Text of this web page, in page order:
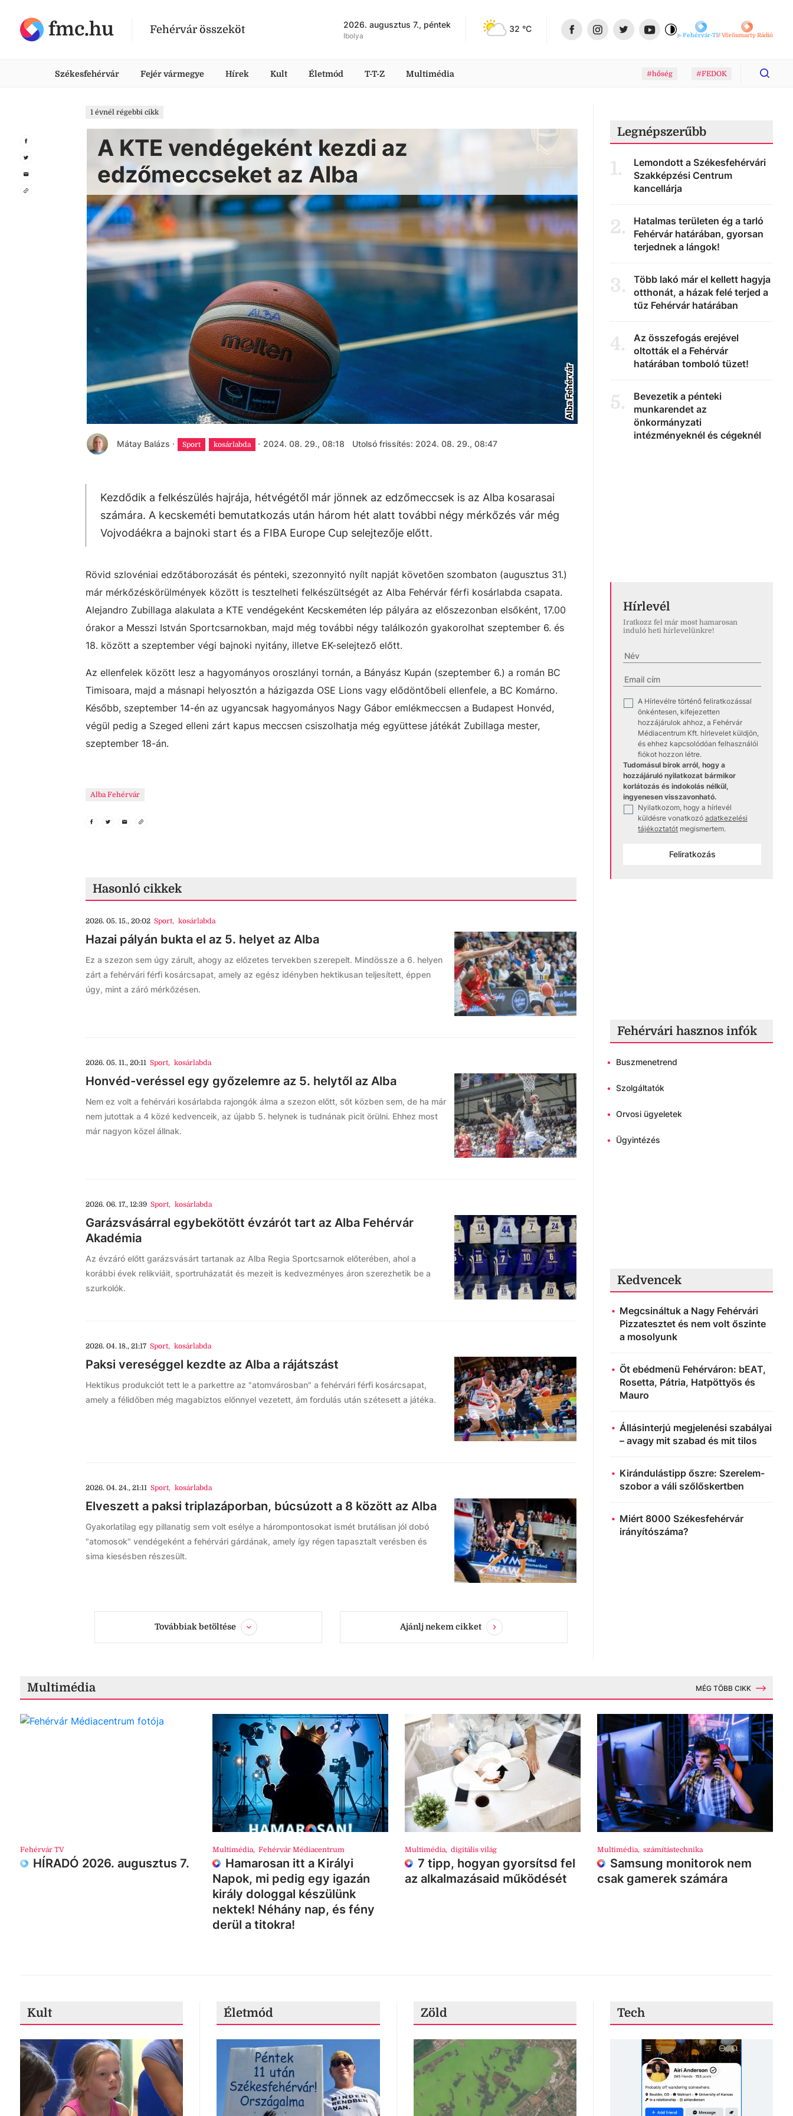
fmc.hu Fehérvár összeköt 2026. augusztus 7., péntek
Ibolya
32 °C
Fehérvár-TVVörösmarty Rádió
Székesfehérvár Fejér vármegye Hírek Kult Életmód T-T-Z Multimédia #hőség #FEDOK
1 évnél régebbi cikk
Alba Fehérvár
A KTE vendégeként kezdi az
edzőmeccseket az Alba
Mátay Balázs · Sport kosárlabda · 2024. 08. 29., 08:18 Utolsó frissítés: 2024. 08. 29., 08:47
Kezdődik a felkészülés hajrája, hétvégétől már jönnek az edzőmeccsek is az Alba kosarasai
számára. A kecskeméti bemutatkozás után három hét alatt további négy mérkőzés vár még
Vojvodáékra a bajnoki start és a FIBA Europe Cup selejtezője előtt.
Rövid szlovéniai edzőtáborozását és pénteki, szezonnyitó nyílt napját követően szombaton (augusztus 31.)
már mérkőzéskörülmények között is tesztelheti felkészültségét az Alba Fehérvár férfi kosárlabda csapata.
Alejandro Zubillaga alakulata a KTE vendégeként Kecskeméten lép pályára az előszezonban elsőként, 17.00
órakor a Messzi István Sportcsarnokban, majd még további négy találkozón gyakorolhat szeptember 6. és
18. között a szeptember végi bajnoki nyitány, illetve EK-selejtező előtt.
Az ellenfelek között lesz a hagyományos oroszlányi tornán, a Bányász Kupán (szeptember 6.) a román BC
Timisoara, majd a másnapi helyosztón a házigazda OSE Lions vagy elődöntőbeli ellenfele, a BC Komárno.
Később, szeptember 14-én az ugyancsak hagyományos Nagy Gábor emlékmeccsen a Budapest Honvéd,
végül pedig a Szeged elleni zárt kapus meccsen csiszolhatja még együttese játékát Zubillaga mester,
szeptember 18-án.
Alba Fehérvár
Hasonló cikkek
2026. 05. 15., 20:02 Sport, kosárlabda
Hazai pályán bukta el az 5. helyet az Alba
Ez a szezon sem úgy zárult, ahogy az előzetes tervekben szerepelt. Mindössze a 6. helyen
zárt a fehérvári férfi kosárcsapat, amely az egész idényben hektikusan teljesített, éppen
úgy, mint a záró mérkőzésen.
2026. 05. 11., 20:11 Sport, kosárlabda
Honvéd-veréssel egy győzelemre az 5. helytől az Alba
Nem ez volt a fehérvári kosárlabda rajongók álma a szezon előtt, sőt közben sem, de ha már
nem jutottak a 4 közé kedvenceik, az újabb 5. helynek is tudnának picit örülni. Ehhez most
már nagyon közel állnak.
2026. 06. 17., 12:39 Sport, kosárlabda
Garázsvásárral egybekötött évzárót tart az Alba Fehérvár
Akadémia
Az évzáró előtt garázsvásárt tartanak az Alba Regia Sportcsarnok előterében, ahol a
korábbi évek relikviáit, sportruházatát és mezeit is kedvezményes áron szerezhetik be a
szurkolók.
2026. 04. 18., 21:17 Sport, kosárlabda
Paksi vereséggel kezdte az Alba a rájátszást
Hektikus produkciót tett le a parkettre az "atomvárosban" a fehérvári férfi kosárcsapat,
amely a félidőben még magabiztos előnnyel vezetett, ám fordulás után szétesett a játéka.
2026. 04. 24., 21:11 Sport, kosárlabda
Elveszett a paksi triplazáporban, búcsúzott a 8 között az Alba
Gyakorlatilag egy pillanatig sem volt esélye a hárompontosokat ismét brutálisan jól dobó
"atomosok" vendégeként a fehérvári gárdának, amely így régen tapasztalt verésben és
sima kiesésben részesült.
Továbbiak betöltése Ajánlj nekem cikket
Legnépszerűbb
1.
Lemondott a Székesfehérvári
Szakképzési Centrum
kancellárja
2.
Hatalmas területen ég a tarló
Fehérvár határában, gyorsan
terjednek a lángok!
3.
Több lakó már el kellett hagyja
otthonát, a házak felé terjed a
tűz Fehérvár határában
4.
Az összefogás erejével
oltották el a Fehérvár
határában tomboló tüzet!
5.
Bevezetik a pénteki
munkarendet az
önkormányzati
intézményeknél és cégeknél
Hírlevél
Iratkozz fel már most hamarosan
induló heti hírlevelünkre!
A Hírlevélre történő feliratkozással
önkéntesen, kifejezetten
hozzájárulok ahhoz, a Fehérvár
Médiacentrum Kft. hírlevelet küldjön,
és ehhez kapcsolódóan felhasználói
fiókot hozzon létre.
Tudomásul bírok arról, hogy a
hozzájáruló nyilatkozat bármikor
korlátozás és indokolás nélkül,
ingyenesen visszavonható.
Nyilatkozom, hogy a hírlevél
küldésre vonatkozó adatkezelési
tájékoztatót megismertem.
Feliratkozás
Fehérvári hasznos infók
• Buszmenetrend
• Szolgáltatók
• Orvosi ügyeletek
• Ügyintézés
Kedvencek
Megcsináltuk a Nagy Fehérvári
Pizzatesztet és nem volt őszinte
a mosolyunk
Öt ebédmenü Fehérváron: bEAT,
Rosetta, Pátria, Hatpöttyös és
Mauro
Állásinterjú megjelenési szabályai
– avagy mit szabad és mit tilos
Kirándulástipp őszre: Szerelem-
szobor a váli szőlőskertben
Miért 8000 Székesfehérvár
irányítószáma?
Multimédia MÉG TÖBB CIKK
Fehérvár TV
HÍRADÓ 2026. augusztus 7.
Multimédia, Fehérvár Médiacentrum
Hamarosan itt a Királyi
Napok, mi pedig egy igazán
király dologgal készülünk
nektek! Néhány nap, és fény
derül a titokra!
Multimédia, digitális világ
7 tipp, hogyan gyorsítsd fel
az alkalmazásaid működését
Multimédia, számítástechnika
Samsung monitorok nem
csak gamerek számára
Kult Életmód Zöld Tech